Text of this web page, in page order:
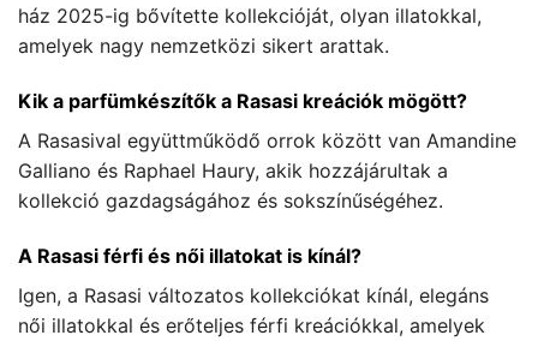
ház 2025-ig bővítette kollekcióját, olyan illatokkal,
amelyek nagy nemzetközi sikert arattak.
Kik a parfümkészítők a Rasasi kreációk mögött?
A Rasasival együttműködő orrok között van Amandine
Galliano és Raphael Haury, akik hozzájárultak a
kollekció gazdagságához és sokszínűségéhez.
A Rasasi férfi és női illatokat is kínál?
Igen, a Rasasi változatos kollekciókat kínál, elegáns
női illatokkal és erőteljes férfi kreációkkal, amelyek